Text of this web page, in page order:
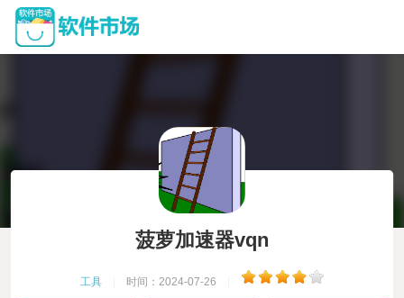
菠萝加速器vqn
工具 时间：2024-07-26